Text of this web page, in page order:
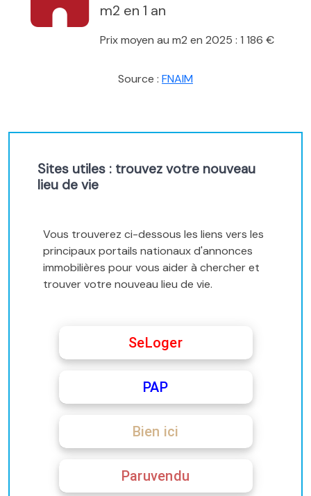
m2 en 1 an
Prix moyen au m2 en 2025 : 1 186 €
Source : FNAIM
Sites utiles : trouvez votre nouveau
lieu de vie
Vous trouverez ci-dessous les liens vers les
principaux portails nationaux d'annonces
immobilières pour vous aider à chercher et
trouver votre nouveau lieu de vie.
SeLoger
PAP
Bien ici
Paruvendu